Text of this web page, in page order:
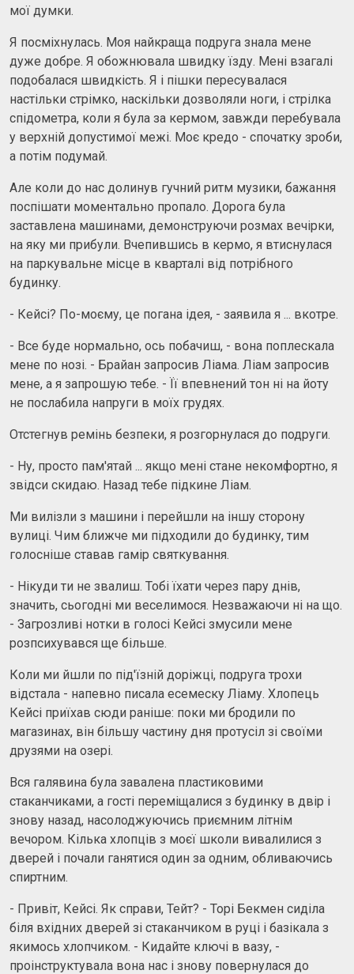
мої думки.
Я посміхнулась. Моя найкраща подруга знала мене
дуже добре. Я обожнювала швидку їзду. Мені взагалі
подобалася швидкість. Я і пішки пересувалася
настільки стрімко, наскільки дозволяли ноги, і стрілка
спідометра, коли я була за кермом, завжди перебувала
у верхній допустимої межі. Моє кредо - спочатку зроби,
а потім подумай.
Але коли до нас долинув гучний ритм музики, бажання
поспішати моментально пропало. Дорога була
заставлена ​​машинами, демонструючи розмах вечірки,
на яку ми прибули. Вчепившись в кермо, я втиснулася
на паркувальне місце в кварталі від потрібного
будинку.
- Кейсі? По-моєму, це погана ідея, - заявила я ... вкотре.
- Все буде нормально, ось побачиш, - вона поплескала
мене по нозі. - Брайан запросив Ліама. Ліам запросив
мене, а я запрошую тебе. - Її впевнений тон ні на йоту
не послабила напруги в моїх грудях.
Отстегнув ремінь безпеки, я розгорнулася до подруги.
- Ну, просто пам'ятай ... якщо мені стане некомфортно, я
звідси скидаю. Назад тебе підкине Ліам.
Ми вилізли з машини і перейшли на іншу сторону
вулиці. Чим ближче ми підходили до будинку, тим
голосніше ставав гамір святкування.
- Нікуди ти не звалиш. Тобі їхати через пару днів,
значить, сьогодні ми веселимося. Незважаючи ні на що.
- Загрозливі нотки в голосі Кейсі змусили мене
розпсихувався ще більше.
Коли ми йшли по під'їзній доріжці, подруга трохи
відстала - напевно писала есемеску Ліаму. Хлопець
Кейсі приїхав сюди раніше: поки ми бродили по
магазинах, він більшу частину дня протусіл зі своїми
друзями на озері.
Вся галявина була завалена пластиковими
стаканчиками, а гості переміщалися з будинку в двір і
знову назад, насолоджуючись приємним літнім
вечором. Кілька хлопців з моєї школи вивалилися з
дверей і почали ганятися один за одним, обливаючись
спиртним.
- Привіт, Кейсі. Як справи, Тейт? - Торі Бекмен сиділа
біля вхідних дверей зі стаканчиком в руці і базікала з
якимось хлопчиком. - Кидайте ключі в вазу, -
проінструктувала вона нас і знову повернулася до